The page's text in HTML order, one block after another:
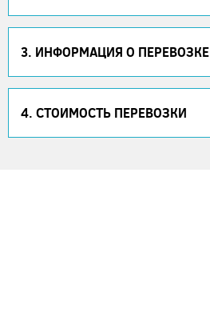
3. ИНФОРМАЦИЯ О ПЕРЕВОЗКЕ
4. СТОИМОСТЬ ПЕРЕВОЗКИ